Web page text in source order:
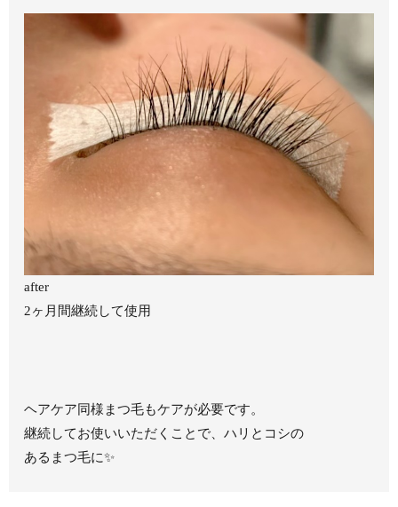
after
2ヶ月間継続して使用
ヘアケア同様まつ毛もケアが必要です。
継続してお使いいただくことで、ハリとコシの
あるまつ毛に✨